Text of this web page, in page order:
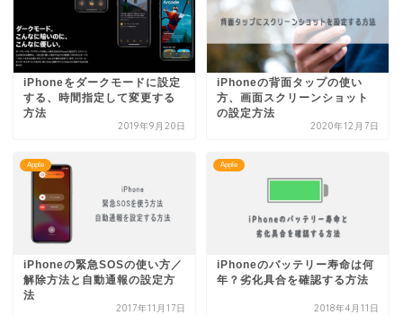
iPhoneをダークモードに設定
する、時間指定して変更する
方法
2019年9月20日
iPhoneの背面タップの使い
方、画面スクリーンショット
の設定方法
2020年12月7日
Apple
iPhoneの緊急SOSの使い方／
解除方法と自動通報の設定方
法
2017年11月17日
Apple
iPhoneのバッテリー寿命は何
年？劣化具合を確認する方法
2018年4月11日